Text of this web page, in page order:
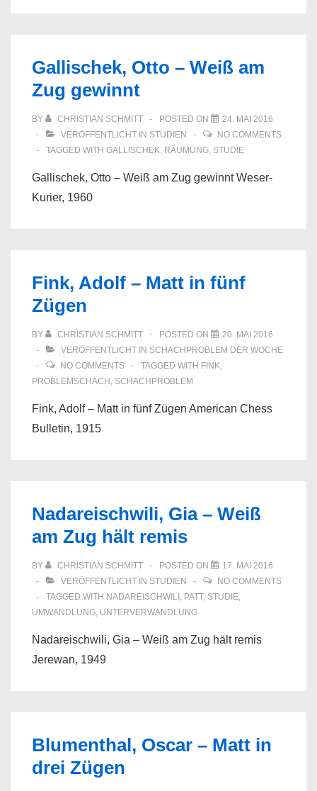
Gallischek, Otto – Weiß am
Zug gewinnt
BY CHRISTIAN SCHMITT POSTED ON
24. MAI 2016
VERÖFFENTLICHT IN STUDIEN
NO COMMENTS
TAGGED WITH GALLISCHEK, RÄUMUNG, STUDIE
Gallischek, Otto – Weiß am Zug gewinnt Weser-
Kurier, 1960
Fink, Adolf – Matt in fünf
Zügen
BY CHRISTIAN SCHMITT POSTED ON
20. MAI 2016
VERÖFFENTLICHT IN SCHACHPROBLEM DER WOCHE
NO COMMENTS
TAGGED WITH FINK,
PROBLEMSCHACH , SCHACHPROBLEM
Fink, Adolf – Matt in fünf Zügen American Chess
Bulletin, 1915
Nadareischwili, Gia – Weiß
am Zug hält remis
BY CHRISTIAN SCHMITT POSTED ON
17. MAI 2016
VERÖFFENTLICHT IN STUDIEN
NO COMMENTS
TAGGED WITH NADAREISCHWILI , PATT, STUDIE,
UMWANDLUNG, UNTERVERWANDLUNG
Nadareischwili, Gia – Weiß am Zug hält remis
Jerewan, 1949
Blumenthal, Oscar – Matt in
drei Zügen